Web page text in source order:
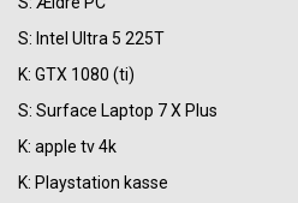
S: Intel Ultra 5 225T
K: GTX 1080 (ti)
S: Surface Laptop 7 X Plus
K: apple tv 4k
K: Playstation kasse